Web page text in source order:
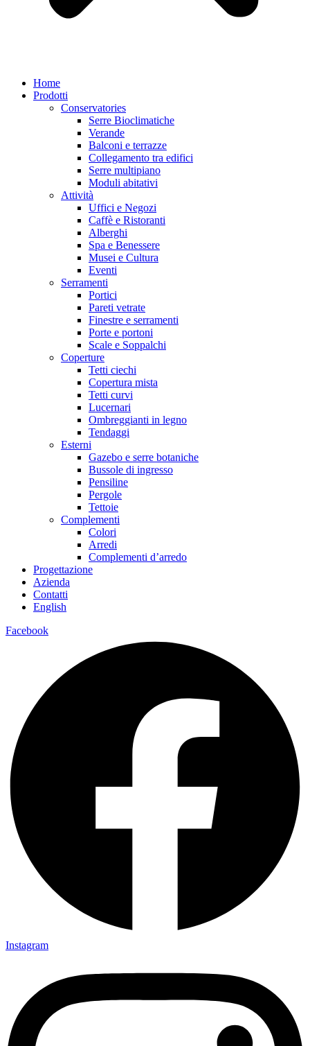
Home
Prodotti
Conservatories
Serre Bioclimatiche
Verande
Balconi e terrazze
Collegamento tra edifici
Serre multipiano
Moduli abitativi
Attività
Uffici e Negozi
Caffè e Ristoranti
Alberghi
Spa e Benessere
Musei e Cultura
Eventi
Serramenti
Portici
Pareti vetrate
Finestre e serramenti
Porte e portoni
Scale e Soppalchi
Coperture
Tetti ciechi
Copertura mista
Tetti curvi
Lucernari
Ombreggianti in legno
Tendaggi
Esterni
Gazebo e serre botaniche
Bussole di ingresso
Pensiline
Pergole
Tettoie
Complementi
Colori
Arredi
Complementi d’arredo
Progettazione
Azienda
Contatti
English
Facebook
Instagram